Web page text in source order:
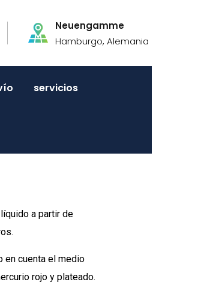
Neuengamme
Hamburgo, Alemania
servicios
a partir de
en cuenta el medio
rojo y plateado.